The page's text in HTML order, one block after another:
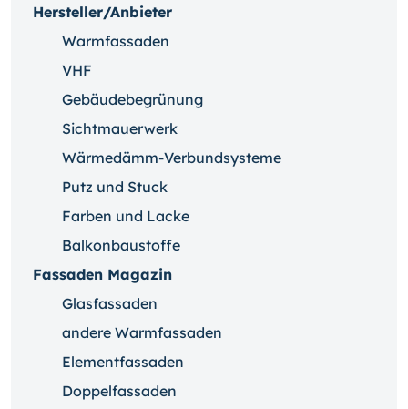
Hersteller/Anbieter
Warmfassaden
VHF
Gebäudebegrünung
Sichtmauerwerk
Wärmedämm-Verbundsysteme
Putz und Stuck
Farben und Lacke
Balkonbaustoffe
Fassaden Magazin
Glasfassaden
andere Warmfassaden
Elementfassaden
Doppelfassaden